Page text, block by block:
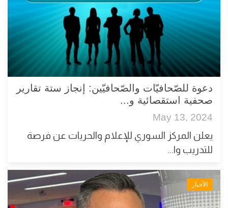
دعوة للصّحافيّات والصّحافيّين: إنجاز ستة تقارير
صحفية استقصائية و...
May 13, 2024
يعلن المركز السوري للإعلام والحريات عن فرصة
للتدريب وا...
الأخبار